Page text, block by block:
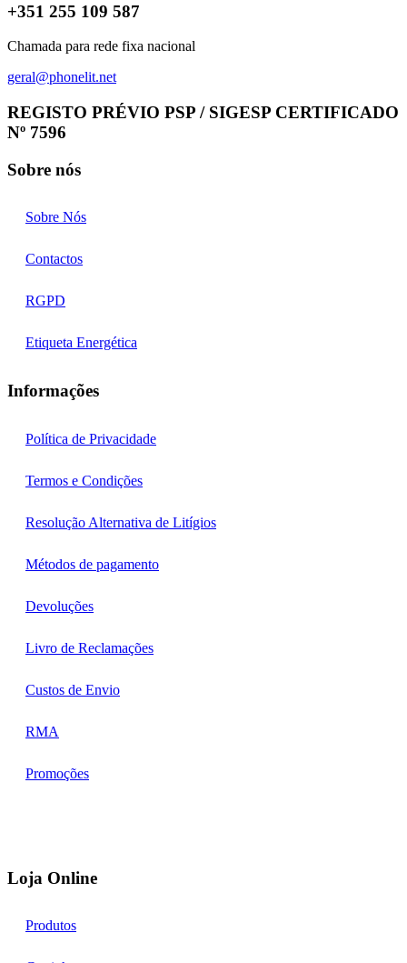
+351 255 109 587
Chamada para rede fixa nacional
geral@phonelit.net
REGISTO PRÉVIO PSP / SIGESP CERTIFICADO
Nº 7596
Sobre nós
Sobre Nós
Contactos
RGPD
Etiqueta Energética
Informações
Política de Privacidade
Termos e Condições
Resolução Alternativa de Litígios
Métodos de pagamento
Devoluções
Livro de Reclamações
Custos de Envio
RMA
Promoções
Loja Online
Produtos